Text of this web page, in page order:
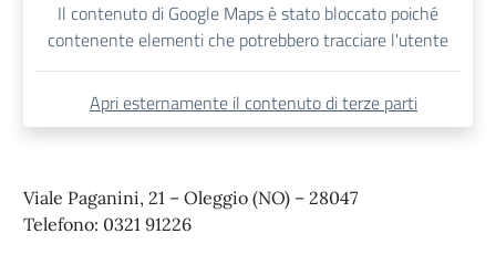
Il contenuto di Google Maps è stato bloccato poiché
contenente elementi che potrebbero tracciare l'utente
Apri esternamente il contenuto di terze parti
Viale Paganini, 21 – Oleggio (NO) – 28047
Telefono: 0321 91226